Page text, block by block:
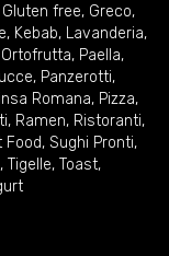
Gluten free, Greco,
, Kebab, Lavanderia,
Ortofrutta, Paella,
, Panzerotti,
Romana, Pizza,
, Ramen, Ristoranti,
Food, Sughi Pronti,
, Tigelle, Toast,